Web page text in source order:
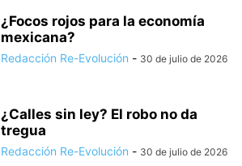
¿Focos rojos para la economía
mexicana?
Redacción Re-Evolución - 30 de julio de 2026
¿Calles sin ley? El robo no da
tregua
Redacción Re-Evolución - 30 de julio de 2026